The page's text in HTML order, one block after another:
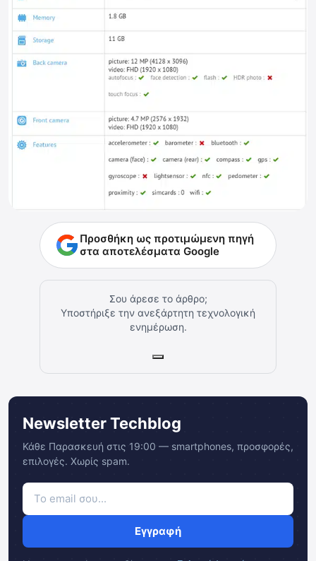
Προσθήκη ως προτιμώμενη πηγή
στα αποτελέσματα Google
Σου άρεσε το άρθρο;
Υποστήριξε την ανεξάρτητη τεχνολογική
ενημέρωση.
Newsletter Techblog
Κάθε Παρασκευή στις 19:00 — smartphones, προσφορές,
επιλογές. Χωρίς spam.
Εγγραφή